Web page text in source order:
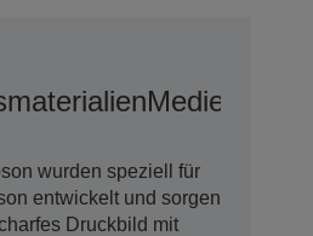
Medien
wurden speziell für
entwickelt und sorgen
Druckbild mit